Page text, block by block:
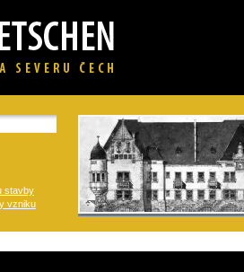
stavby
vzniku